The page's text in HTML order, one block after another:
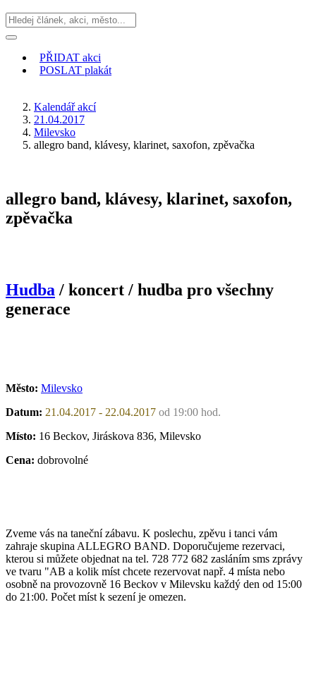
PŘIDAT akci
POSLAT plakát
Kalendář akcí
21.04.2017
Milevsko
allegro band, klávesy, klarinet, saxofon, zpěvačka
allegro band, klávesy, klarinet, saxofon,
zpěvačka
Hudba / koncert / hudba pro všechny
generace
Město: Milevsko
Datum: 21.04.2017 - 22.04.2017 od 19:00 hod.
Místo: 16 Beckov, Jiráskova 836, Milevsko
Cena: dobrovolné
Zveme vás na taneční zábavu. K poslechu, zpěvu i tanci vám
zahraje skupina ALLEGRO BAND. Doporučujeme rezervaci,
kterou si můžete objednat na tel. 728 772 682 zasláním sms zprávy
ve tvaru "AB a kolik míst chcete rezervovat např. 4 místa nebo
osobně na provozovně 16 Beckov v Milevsku každý den od 15:00
do 21:00. Počet míst k sezení je omezen.